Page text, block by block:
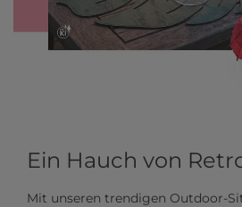
Ein Hauch von
Mit unseren trendigen Outdoor-